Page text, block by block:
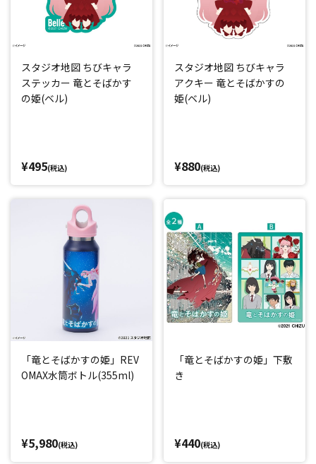
スタジオ地図 ちびキャラ
ステッカー 竜とそばかす
の姫(ベル)
¥495(税込)
スタジオ地図 ちびキャラ
アクキー 竜とそばかすの
姫(ベル)
¥880(税込)
「竜とそばかすの姫」REV
OMAX水筒ボトル(355ml)
¥5,980(税込)
「竜とそばかすの姫」下敷
き
¥440(税込)